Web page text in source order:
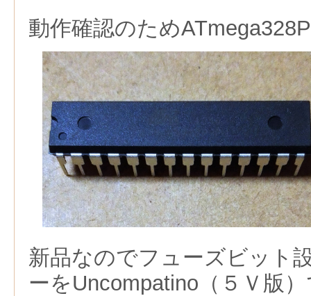
動作確認のため
新品なのでフューズビット
ーをUncompatino（５Ｖ版